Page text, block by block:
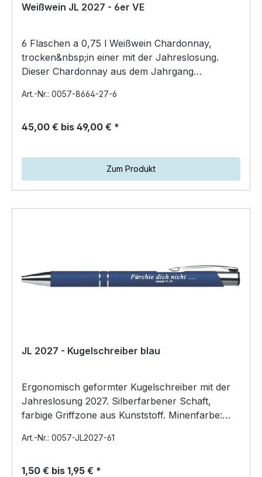
Weißwein JL 2027 - 6er VE
6 Flaschen a 0,75 l Weißwein Chardonnay,
trocken&nbsp;in einer mit der Jahreslosung.
Dieser Chardonnay aus dem Jahrgang
Art.-Nr.: 0057-8664-27-6
45,00 € bis 49,00 € *
Zum Produkt
JL 2027 - Kugelschreiber blau
Ergonomisch geformter Kugelschreiber mit der
Jahreslosung 2027. Silberfarbener Schaft,
farbige Griffzone aus Kunststoff. Minenfarbe:
Art.-Nr.: 0057-JL2027-61
1,50 € bis 1,95 € *